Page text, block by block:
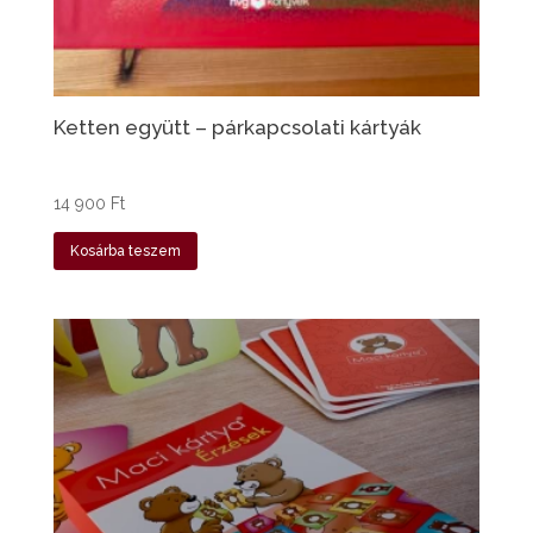
Ketten együtt – párkapcsolati kártyák
14 900 Ft
Kosárba teszem